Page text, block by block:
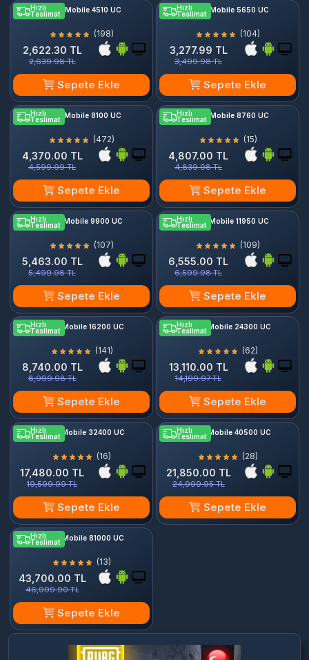
Hızlı
Teslimat
PUBG Mobile 4510 UC
(198)
2,622.30 TL
2,639.98 TL
Sepete Ekle
Hızlı
Teslimat
PUBG Mobile 5650 UC
(104)
3,277.99 TL
3,499.98 TL
Sepete Ekle
Hızlı
Teslimat
PUBG Mobile 8100 UC
(472)
4,370.00 TL
4,599.99 TL
Sepete Ekle
Hızlı
Teslimat
PUBG Mobile 8760 UC
(15)
4,807.00 TL
4,839.98 TL
Sepete Ekle
Hızlı
Teslimat
PUBG Mobile 9900 UC
(107)
5,463.00 TL
5,499.98 TL
Sepete Ekle
Hızlı
Teslimat
PUBG Mobile 11950 UC
(109)
6,555.00 TL
6,599.98 TL
Sepete Ekle
Hızlı
Teslimat
PUBG Mobile 16200 UC
(141)
8,740.00 TL
8,999.98 TL
Sepete Ekle
Hızlı
Teslimat
PUBG Mobile 24300 UC
(62)
13,110.00 TL
14,199.97 TL
Sepete Ekle
Hızlı
Teslimat
PUBG Mobile 32400 UC
(16)
17,480.00 TL
19,599.99 TL
Sepete Ekle
Hızlı
Teslimat
PUBG Mobile 40500 UC
(28)
21,850.00 TL
24,999.95 TL
Sepete Ekle
Hızlı
Teslimat
PUBG Mobile 81000 UC
(13)
43,700.00 TL
46,999.90 TL
Sepete Ekle